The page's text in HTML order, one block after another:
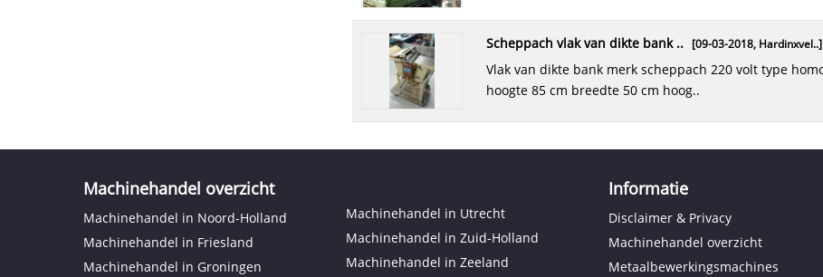
scheppach vlak van dikte bank .. [09-03-2018, Hardinxvel..]
vlak van dikte bank merk scheppach 220 volt type homo - solo
hoogte 85 cm breedte 50 cm hoog..
Machinehandel overzicht
Machinehandel in Noord-Holland
Machinehandel in Friesland
Machinehandel in Groningen
Machinehandel in Utrecht
Machinehandel in Zuid-Holland
Machinehandel in Zeeland
Informatie
Disclaimer & Privacy
Machinehandel overzicht
Metaalbewerkingsmachines